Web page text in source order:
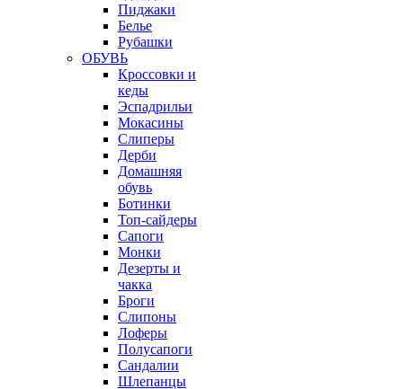
Пиджаки
Белье
Рубашки
ОБУВЬ
Кроссовки и
кеды
Эспадрильи
Мокасины
Слиперы
Дерби
Домашняя
обувь
Ботинки
Топ-сайдеры
Сапоги
Монки
Дезерты и
чакка
Броги
Слипоны
Лоферы
Полусапоги
Сандалии
Шлепанцы